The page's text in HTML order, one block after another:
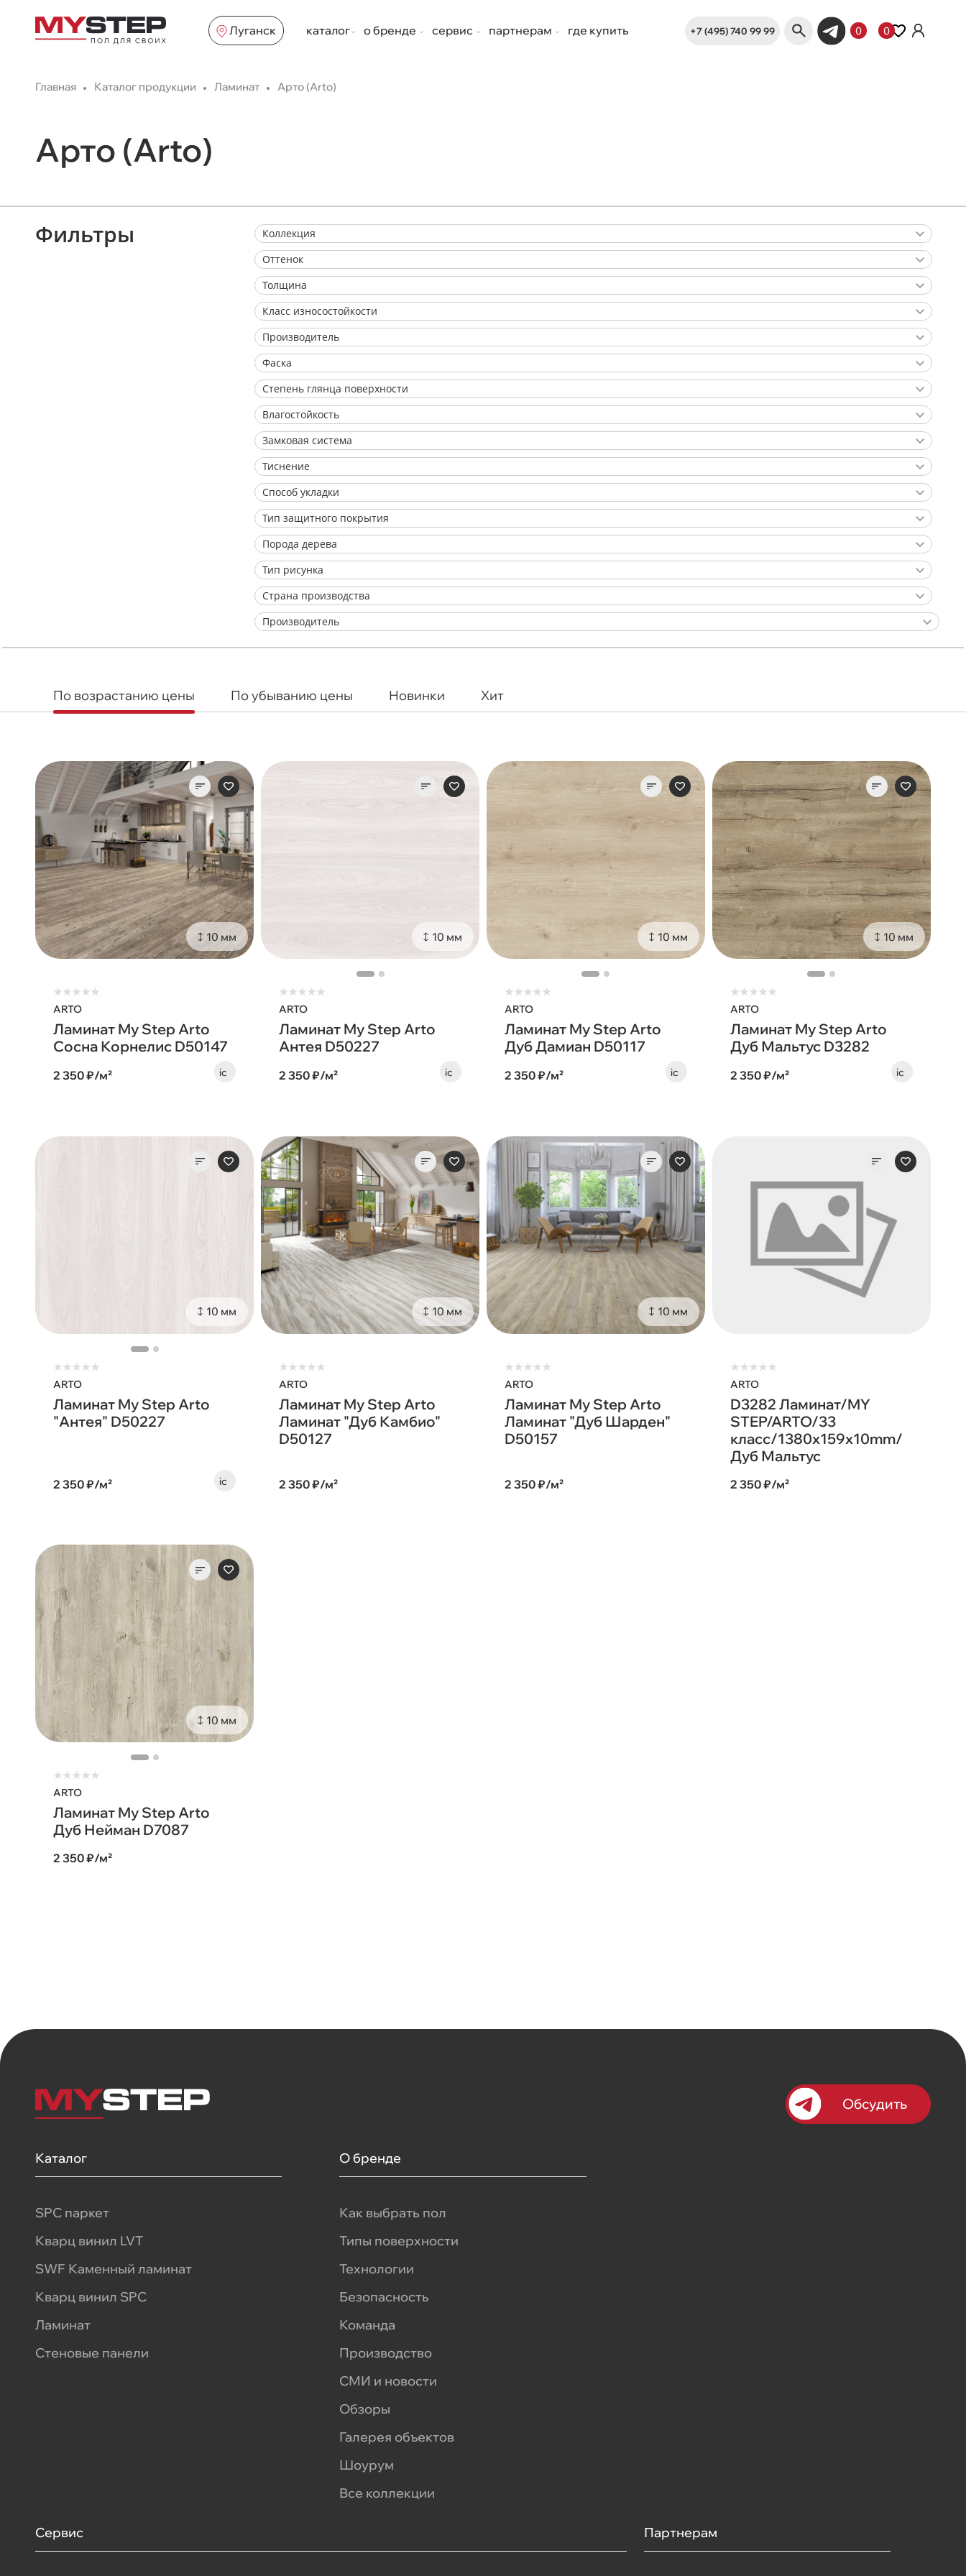
Луганск каталог о бренде сервис партнерам где купить +7 (495) 740 99 99 0 0
Главная Каталог продукции Ламинат Арто (Arto)
Арто (Arto)
Фильтры
Коллекция
Оттенок
Толщина
Класс износостойкости
Производитель
Фаска
Степень глянца поверхности
Влагостойкость
Замковая система
Тиснение
Способ укладки
Тип защитного покрытия
Порода дерева
Тип рисунка
Страна производства
Производитель
По возрастанию цены По убыванию цены Новинки Хит
10 мм
★★★★★
ARTO
Ламинат My Step Arto
Сосна Корнелис D50147
2 350 ₽/м²
10 мм
★★★★★
ARTO
Ламинат My Step Arto
Антея D50227
2 350 ₽/м²
10 мм
★★★★★
ARTO
Ламинат My Step Arto
Дуб Дамиан D50117
2 350 ₽/м²
10 мм
★★★★★
ARTO
Ламинат My Step Arto
Дуб Мальтус D3282
2 350 ₽/м²
10 мм
★★★★★
ARTO
Ламинат My Step Arto
"Антея" D50227
2 350 ₽/м²
10 мм
★★★★★
ARTO
Ламинат My Step Arto
Ламинат "Дуб Камбио"
D50127
2 350 ₽/м²
10 мм
★★★★★
ARTO
Ламинат My Step Arto
Ламинат "Дуб Шарден"
D50157
2 350 ₽/м²
★★★★★
ARTO
D3282 Ламинат/MY
STEP/ARTO/33
класс/1380х159х10mm/
Дуб Мальтус
2 350 ₽/м²
10 мм
★★★★★
ARTO
Ламинат My Step Arto
Дуб Нeйман D7087
2 350 ₽/м²
Обсудить
Каталог
SPC паркет
Кварц винил LVT
SWF Каменный ламинат
Кварц винил SPC
Ламинат
Стеновые панели
О бренде
Как выбрать пол
Типы поверхности
Технологии
Безопасность
Команда
Производство
СМИ и новости
Обзоры
Галерея объектов
Шоурум
Все коллекции
Сервис Партнерам